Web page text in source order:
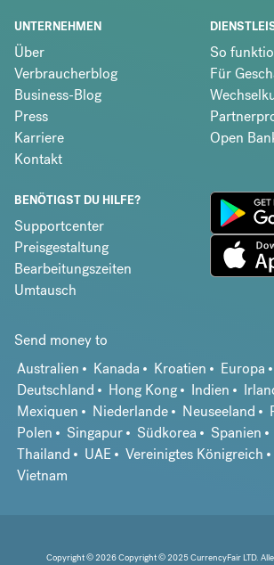
UNTERNEHMEN
Über
Verbraucherblog
Business-Blog
Press
Karriere
Kontakt
So
Für
Open
BENÖTIGST DU HILFE?
Supportcenter
Preisgestaltung
Bearbeitungszeiten
Umtausch
Send money to
Australien
Kanada Kroatien Europa
Deutschland
Hong Kong Indien
Mexiquen
Niederlande Neuseeland
Polen
Singapur Südkorea Spanien
Thailand
UAE Vereinigtes Königreich
Vietnam
Copyright © 2026 Copyright © 2025 CurrencyFair LTD.